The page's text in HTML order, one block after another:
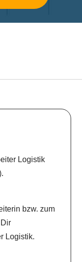
Logistik
bzw. zum
Logistik.